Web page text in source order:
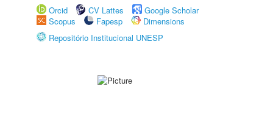
Orcid
CV Lattes
Google Scholar
Scopus
Fapesp
Dimensions
Repositório Institucional UNESP